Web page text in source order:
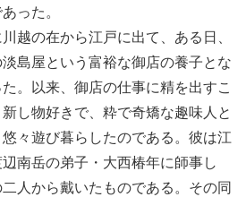
った。
越の在から江戸に出て、ある日、
島屋という富裕な御店の養子とな
。以来、御店の仕事に精を出すこ
し物好きで、粋で奇矯な趣味人と
々遊び暮らしたのである。彼は江
南岳の弟子・大西椿年に師事し
人から戴いたものである。その同